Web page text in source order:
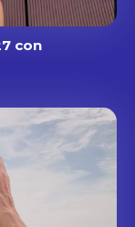
con